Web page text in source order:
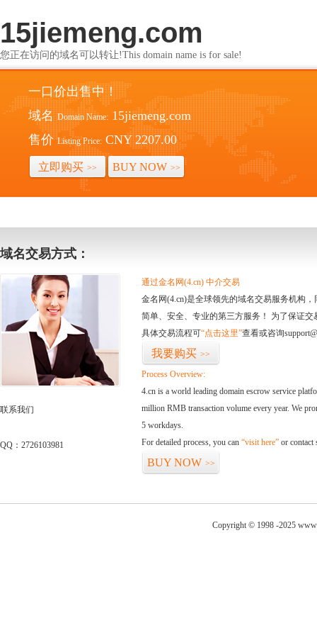
15jiemeng.com
您正在访问的域名可以转让!This domain name is for sale!
一口价出售中！
域名 Domain Name: 15jiemeng.com
售价 Listing Price: CNY 2207.00
立即购买 >> BUY NOW >>
域名交易方式：
联系我们
QQ：2726103981
通过金名网(4.cn) 中介交易
金名网(4.cn)是全球领先的域名交易服务机构
简单、安全、专业的第三方服务！ 为了保证
具体交易流程可“点击这里”查看或咨询
我要购买 >>
Process Overview:
4.cn is a world leading domain escrow service
million RMB transaction volume every year. We
5 workdays.
For detailed process, you can “visit here” or contact
BUY NOW >>
Copyright © 1998 -2025